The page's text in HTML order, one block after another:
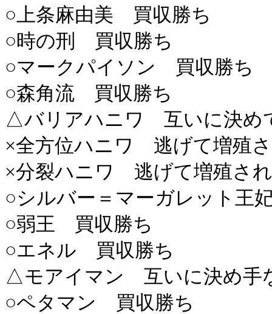
○上条麻由美 買収勝ち
○時の刑 買収勝ち
○マークパイソン 買収勝ち
○森角流 買収勝ち
△バリアハニワ 互いに決め
×全方位ハニワ 逃げて増殖
×分裂ハニワ 逃げて増殖さ
○シルバー＝マーガレット王
○弱王 買収勝ち
○エネル 買収勝ち
△モアイマン 互いに決め手
○ペタマン 買収勝ち